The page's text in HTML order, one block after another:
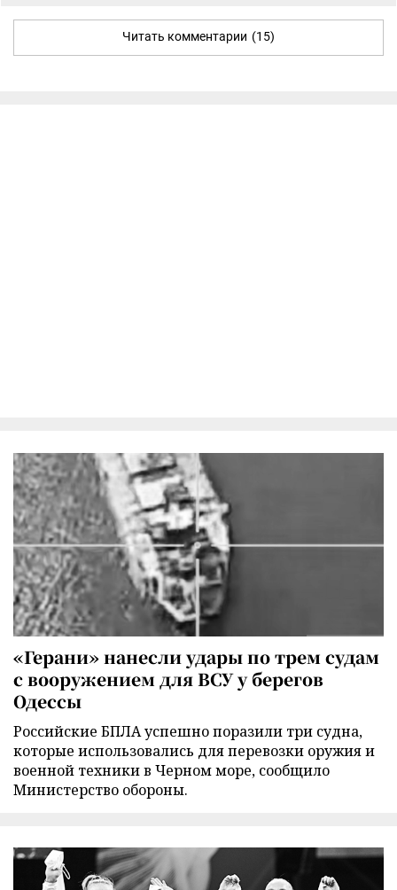
Читать комментарии (15)
«Герани» нанесли удары по трем судам
с вооружением для ВСУ у берегов
Одессы
Российские БПЛА успешно поразили три судна,
которые использовались для перевозки оружия и
военной техники в Черном море, сообщило
Министерство обороны.